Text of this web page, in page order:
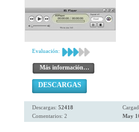
Evaluación:
Más información…
DESCARGAS
Descargas: 52418
Comentarios: 2
May